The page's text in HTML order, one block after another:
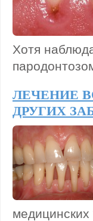
Хотя
ЛЕЧЕНИЕ
ДРУГИХ